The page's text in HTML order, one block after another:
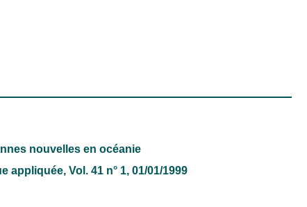
nouvelles en océanie
appliquée, Vol. 41 n° 1, 01/01/1999